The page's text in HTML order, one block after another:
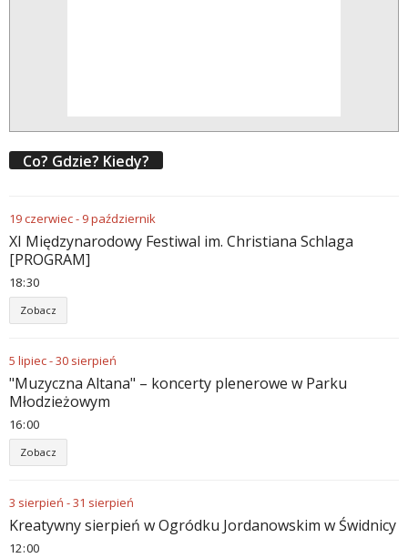
Co? Gdzie? Kiedy?
19czerwiec- 9październik
XI Międzynarodowy Festiwal im. Christiana Schlaga
[PROGRAM]
18 30
Zobacz
5 lipiec-30 sierpień
"Muzyczna Altana" – koncerty plenerowe w Parku
Młodzieżowym
16 00
Zobacz
3 sierpień -31 sierpień
Kreatywny sierpień w Ogródku Jordanowskim w Świdnicy
12 00